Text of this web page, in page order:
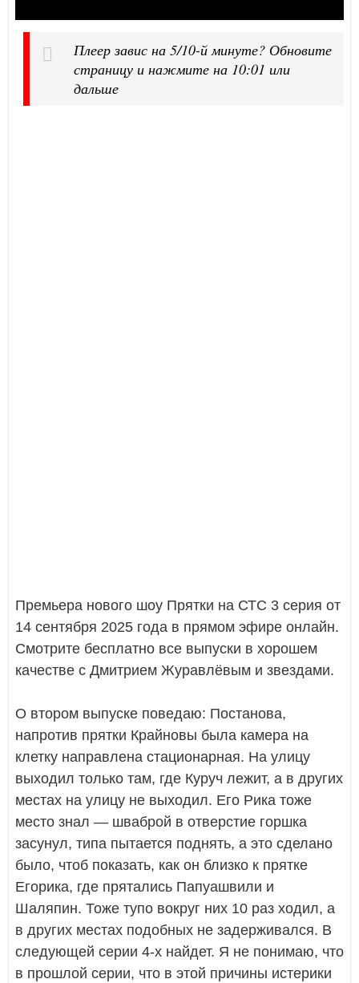
Плеер завис на 5/10-й минуте? Обновите
страницу и нажмите на 10:01 или
дальше
Премьера нового шоу Прятки на СТС 3 серия от
14 сентября 2025 года в прямом эфире онлайн.
Смотрите бесплатно все выпуски в хорошем
качестве с Дмитрием Журавлёвым и звездами.
О втором выпуске поведаю: Постанова,
напротив прятки Крайновы была камера на
клетку направлена стационарная. На улицу
выходил только там, где Куруч лежит, а в других
местах на улицу не выходил. Его Рика тоже
место знал — шваброй в отверстие горшка
засунул, типа пытается поднять, а это сделано
было, чтоб показать, как он близко к прятке
Егорика, где прятались Папуашвили и
Шаляпин. Тоже тупо вокруг них 10 раз ходил, а
в других местах подобных не задерживался. В
следующей серии 4-х найдет. Я не понимаю, что
в прошлой серии, что в этой причины истерики